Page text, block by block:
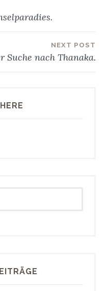
NEXT POST
Suche nach Thanaka.